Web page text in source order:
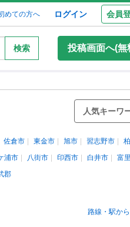
めての方へ ログイン 会員
検索 投稿画面へ(無
人気キーワ
佐倉市 東金市 旭市 習志野市
浦市 八街市 印西市 白井市
富
郡
路線・駅か